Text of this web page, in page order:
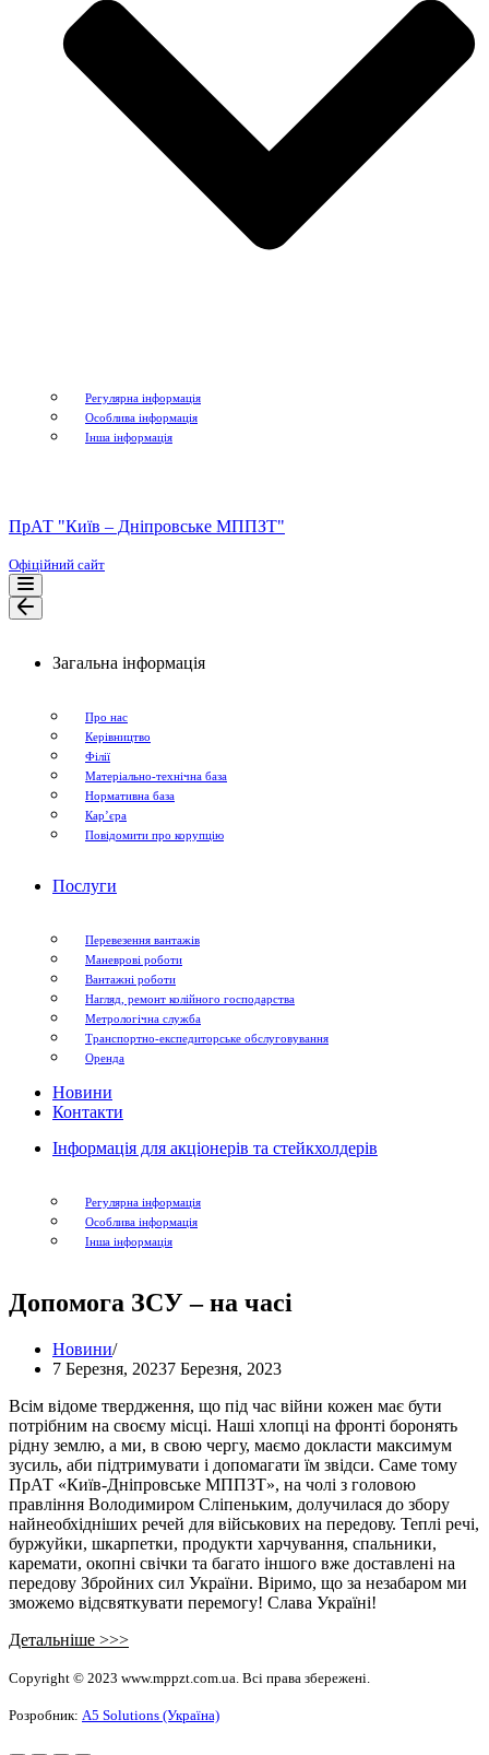
Регулярна інформація
Особлива інформація
Інша інформація
ПрАТ "Київ – Дніпровське МППЗТ"
Офіційний сайт
Меню
навігації
Меню
Загальна інформація
Про нас
Керівництво
Філії
Матеріально-технічна база
Нормативна база
Кар’єра
Повідомити про корупцію
Послуги
Перевезення вантажів
Маневрові роботи
Вантажні роботи
Нагляд, ремонт колійного господарства
Метрологічна служба
Транспортно-експедиторське обслуговування
Оренда
Новини
Контакти
Інформація для акціонерів та стейкхолдерів
Регулярна інформація
Особлива інформація
Інша інформація
Допомога ЗСУ – на часі
Новини
7 Березня, 20237 Березня, 2023
Всім відоме твердження, що під час війни кожен має бути
потрібним на своєму місці. Наші хлопці на фронті боронять
рідну землю, а ми, в свою чергу, маємо докласти максимум
зусиль, аби підтримувати і допомагати їм звідси. Саме тому
ПрАТ «Київ-Дніпровське МППЗТ», на чолі з головою
правління Володимиром Сліпеньким, долучилася до збору
найнеобхідніших речей для військових на передову. Теплі речі,
буржуйки, шкарпетки, продукти харчування, спальники,
каремати, окопні свічки та багато іншого вже доставлені на
передову Збройних сил України. Віримо, що за незабаром ми
зможемо відсвяткувати перемогу! Слава Україні!
Детальніше >>>
Copyright © 2023 www.mppzt.com.ua. Всі права збережені.
Розробник: А5 Solutions (Україна)